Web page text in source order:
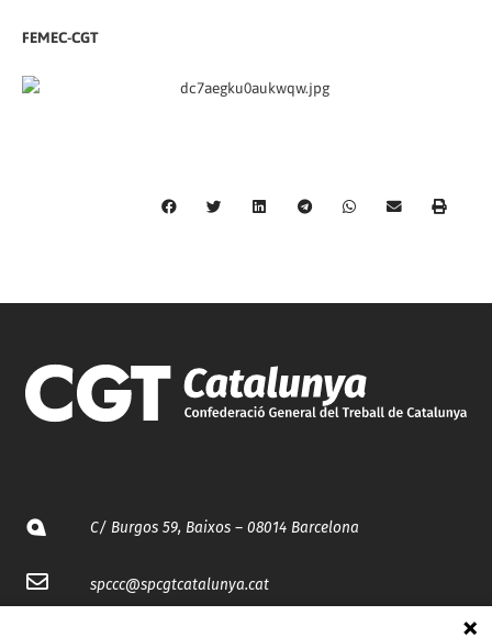
FEMEC-CGT
C/ Burgos 59, Baixos – 08014 Barcelona
spccc@spcgtcatalunya.cat